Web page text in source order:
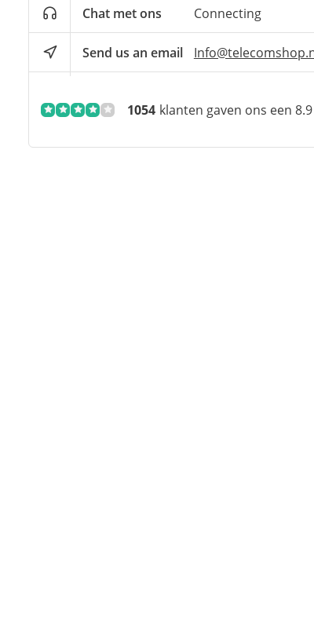
Chat met ons Connecting
Send us an email
1054 klanten gaven ons een